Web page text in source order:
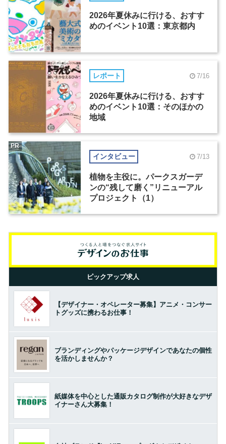
2026年夏休みに行ける、おすす
めのイベント10選：東京都内
レポート 7/16
2026年夏休みに行ける、おすす
めのイベント10選：そのほかの
地域
インタビュー 7/13
植物を主役に。パークスガーデ
ンの“残して磨く”リニューアル
プロジェクト（1）
PR
ピックアップ求人
【デザイナー・オペレーター募集】アニメ・コンサー
トグッズに携わるお仕事！
ブランディングやパッケージデザインであなたの個性
を活かしませんか？
紙媒体を中心とした通販カタログ制作が大好きなデザ
イナーさん大募集！